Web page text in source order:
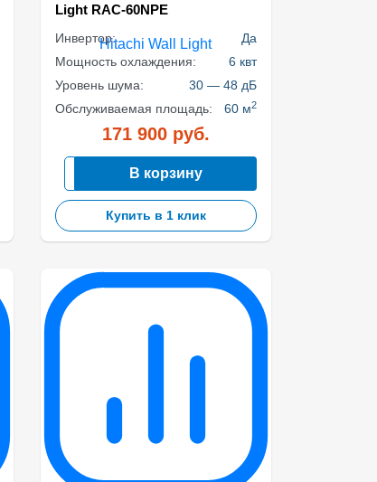
Light RAC-60NPE
Инвертор:
Да
Мощность охлаждения:
6 квт
Уровень шума:
30 — 48 дБ
Обслуживаемая площадь:
60 м2
171 900руб.
В корзину
Купить в 1 клик